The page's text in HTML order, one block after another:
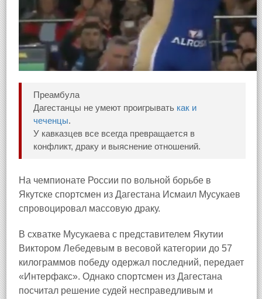
Преамбула
Дагестанцы не умеют проигрывать как и
чеченцы.
У кавказцев все всегда превращается в
конфликт, драку и выяснение отношений.
На чемпионате России по вольной борьбе в
Якутске спортсмен из Дагестана Исмаил Мусукаев
спровоцировал массовую драку.
В схватке Мусукаева с представителем Якутии
Виктором Лебедевым в весовой категории до 57
килограммов победу одержал последний, передает
«Интерфакс». Однако спортсмен из Дагестана
посчитал решение судей несправедливым и